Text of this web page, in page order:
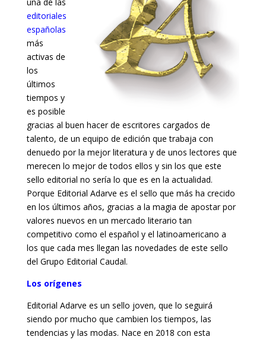
editoriales
españolas
más
activas de
los
últimos
tiempos y
es posible
gracias al buen hacer de escritores cargados de
talento, de un equipo de edición que trabaja con
denuedo por la mejor literatura y de unos lectores que
merecen lo mejor de todos ellos y sin los que este
sello editorial no sería lo que es en la actualidad.
Porque Editorial Adarve es el sello que más ha crecido
en los últimos años, gracias a la magia de apostar por
valores nuevos en un mercado literario tan
competitivo como el español y el latinoamericano a
los que cada mes llegan las novedades de este sello
del Grupo Editorial Caudal.
Los orígenes
Editorial Adarve es un sello joven, que lo seguirá
siendo por mucho que cambien los tiempos, las
tendencias y las modas. Nace en 2018 con esta